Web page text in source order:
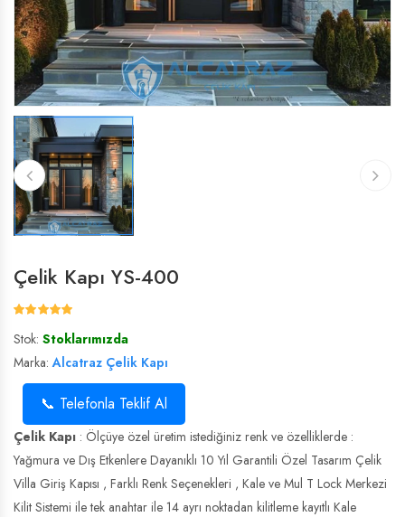
ÇELIK VILLA KAPISI
VILLA KAPISI
ÇELIK VILLA KAPISI
VILLA KAPISI
Çelik Kapı YS-400
Stok: Stoklarımızda
Marka:Alcatraz Çelik Kapı
📞 Telefonla Teklif Al
Çelik Kapı : Ölçüye özel üretim istediğiniz renk ve özelliklerde :
Yağmura ve Dış Etkenlere Dayanıklı 10 Yıl Garantili Özel Tasarım Çelik
Villa Giriş Kapısı , Farklı Renk Seçenekleri , Kale ve Mul T Lock Merkezi
Kilit Sistemi ile tek anahtar ile 14 ayrı noktadan kilitleme kayıtlı Kale